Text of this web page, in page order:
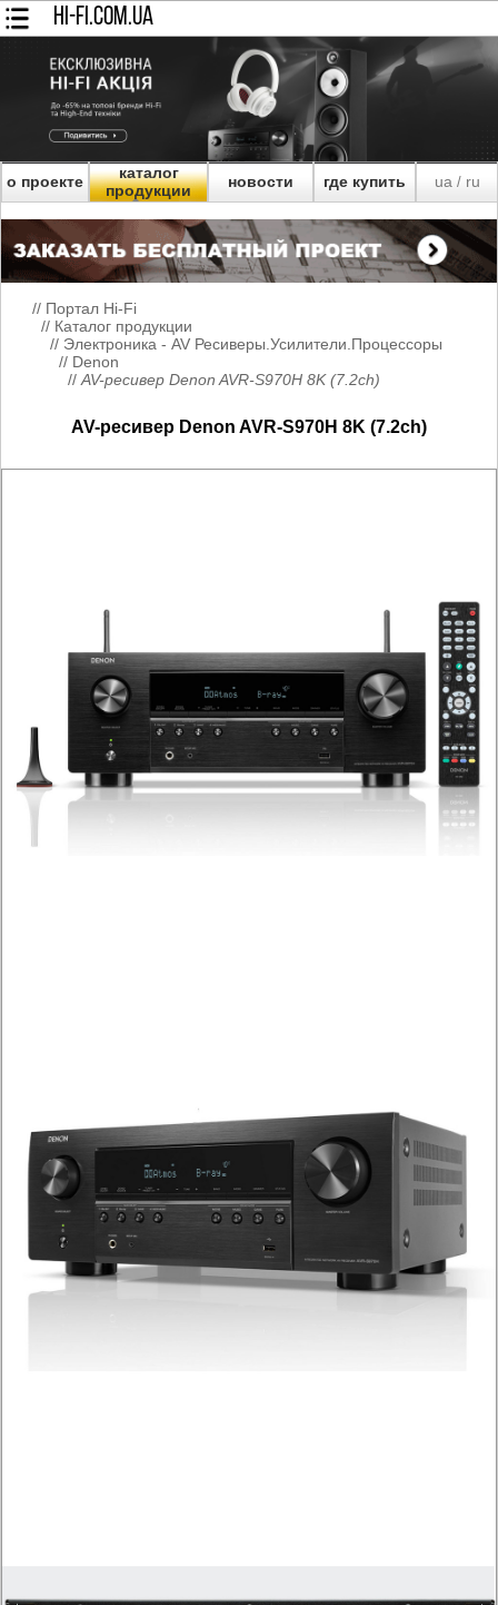
HI-FI.COM.UA
о проекте
каталог
продукции
новости где купить ua/ ru
// Портал Hi-Fi
// Каталог продукции
// Электроника - AV Ресиверы.Усилители.Процессоры
// Denon
// AV-ресивер Denon AVR-S970H 8K (7.2сh)
AV-ресивер Denon AVR-S970H 8K (7.2сh)